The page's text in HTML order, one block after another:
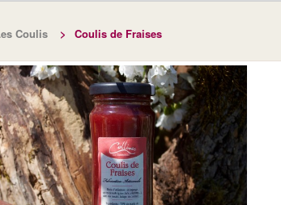
Coulis > Coulis de Fraises